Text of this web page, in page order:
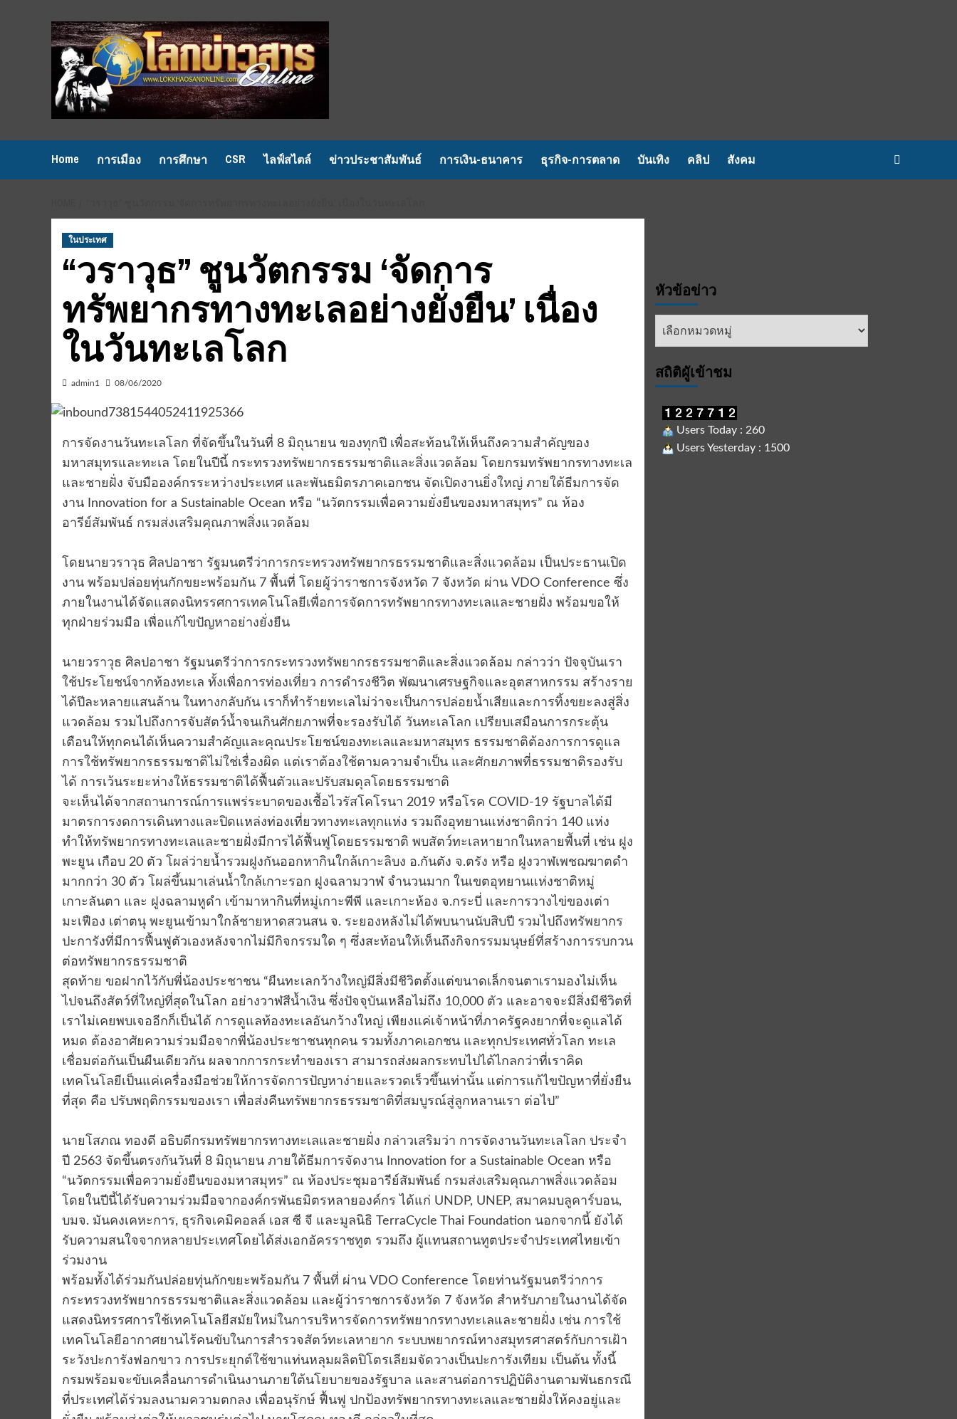
Home การเมือง การศึกษา CSR ไลฟ์สไตล์ ข่าวประชาสัมพันธ์ การเงิน-ธนาคาร ธุรกิจ-การตลาด บันเทิง คลิป สังคม
ในประเทศ
“วราวุธ” ชูนวัตกรรม ‘จัดการ
ทรัพยากรทางทะเลอย่างยั่งยืน’ เนื่อง
ในวันทะเลโลก
admin1 08/06/2020
การจัดงานวันทะเลโลก ที่จัดขึ้นในวันที่ 8 มิถุนายน ของทุกปี เพื่อสะท้อนให้เห็นถึงความสำคัญของ
มหาสมุทรและทะเล โดยในปีนี้ กระทรวงทรัพยากรธรรมชาติและสิ่งแวดล้อม โดยกรมทรัพยากรทางทะเล
และชายฝั่ง จับมือองค์กรระหว่างประเทศ และพันธมิตรภาคเอกชน จัดเปิดงานยิ่งใหญ่ ภายใต้ธีมการจัด
งาน Innovation for a Sustainable Ocean หรือ “นวัตกรรมเพื่อความยั่งยืนของมหาสมุทร” ณ ห้อง
อารีย์สัมพันธ์ กรมส่งเสริมคุณภาพสิ่งแวดล้อม
โดยนายวราวุธ ศิลปอาชา รัฐมนตรีว่าการกระทรวงทรัพยากรธรรมชาติและสิ่งแวดล้อม เป็นประธานเปิด
งาน พร้อมปล่อยทุ่นกักขยะพร้อมกัน 7 พื้นที่ โดยผู้ว่าราชการจังหวัด 7 จังหวัด ผ่าน VDO Conference ซึ่ง
ภายในงานได้จัดแสดงนิทรรศการเทคโนโลยีเพื่อการจัดการทรัพยากรทางทะเลและชายฝั่ง พร้อมขอให้
ทุกฝ่ายร่วมมือ เพื่อแก้ไขปัญหาอย่างยั่งยืน
นายวราวุธ ศิลปอาชา รัฐมนตรีว่าการกระทรวงทรัพยากรธรรมชาติและสิ่งแวดล้อม กล่าวว่า ปัจจุบันเรา
ใช้ประโยชน์จากท้องทะเล ทั้งเพื่อการท่องเที่ยว การดำรงชีวิต พัฒนาเศรษฐกิจและอุตสาหกรรม สร้างราย
ได้ปีละหลายแสนล้าน ในทางกลับกัน เราก็ทำร้ายทะเลไม่ว่าจะเป็นการปล่อยน้ำเสียและการทิ้งขยะลงสู่สิ่ง
แวดล้อม รวมไปถึงการจับสัตว์น้ำจนเกินศักยภาพที่จะรองรับได้ วันทะเลโลก เปรียบเสมือนการกระตุ้น
เตือนให้ทุกคนได้เห็นความสำคัญและคุณประโยชน์ของทะเลและมหาสมุทร ธรรมชาติต้องการการดูแล
การใช้ทรัพยากรธรรมชาติไม่ใช่เรื่องผิด แต่เราต้องใช้ตามความจำเป็น และศักยภาพที่ธรรมชาติรองรับ
ได้ การเว้นระยะห่างให้ธรรมชาติได้ฟื้นตัวและปรับสมดุลโดยธรรมชาติ
จะเห็นได้จากสถานการณ์การแพร่ระบาดของเชื้อไวรัสโคโรนา 2019 หรือโรค COVID-19 รัฐบาลได้มี
มาตรการงดการเดินทางและปิดแหล่งท่องเที่ยวทางทะเลทุกแห่ง รวมถึงอุทยานแห่งชาติกว่า 140 แห่ง
ทำให้ทรัพยากรทางทะเลและชายฝั่งมีการได้ฟื้นฟูโดยธรรมชาติ พบสัตว์ทะเลหายากในหลายพื้นที่ เช่น ฝูง
พะยูน เกือบ 20 ตัว โผล่ว่ายน้ำรวมฝูงกันออกหากินใกล้เกาะลิบง อ.กันตัง จ.ตรัง หรือ ฝูงวาฬเพชฌฆาตดำ
มากกว่า 30 ตัว โผล่ขึ้นมาเล่นน้ำใกล้เกาะรอก ฝูงฉลามวาฬ จำนวนมาก ในเขตอุทยานแห่งชาติหมู่
เกาะลันตา และ ฝูงฉลามหูดำ เข้ามาหากินที่หมู่เกาะพีพี และเกาะห้อง จ.กระบี่ และการวางไข่ของเต่า
มะเฟือง เต่าตนุ พะยูนเข้ามาใกล้ชายหาดสวนสน จ. ระยองหลังไม่ได้พบนานนับสิบปี รวมไปถึงทรัพยากร
ปะการังที่มีการฟื้นฟูตัวเองหลังจากไม่มีกิจกรรมใด ๆ ซึ่งสะท้อนให้เห็นถึงกิจกรรมมนุษย์ที่สร้างการรบกวน
ต่อทรัพยากรธรรมชาติ
สุดท้าย ขอฝากไว้กับพี่น้องประชาชน “ผืนทะเลกว้างใหญ่มีสิ่งมีชีวิตตั้งแต่ขนาดเล็กจนตาเรามองไม่เห็น
ไปจนถึงสัตว์ที่ใหญ่ที่สุดในโลก อย่างวาฬสีน้ำเงิน ซึ่งปัจจุบันเหลือไม่ถึง 10,000 ตัว และอาจจะมีสิ่งมีชีวิตที่
เราไม่เคยพบเจออีกก็เป็นได้ การดูแลท้องทะเลอันกว้างใหญ่ เพียงแค่เจ้าหน้าที่ภาครัฐคงยากที่จะดูแลได้
หมด ต้องอาศัยความร่วมมือจากพี่น้องประชาชนทุกคน รวมทั้งภาคเอกชน และทุกประเทศทั่วโลก ทะเล
เชื่อมต่อกันเป็นผืนเดียวกัน ผลจากการกระทำของเรา สามารถส่งผลกระทบไปได้ไกลกว่าที่เราคิด
เทคโนโลยีเป็นแค่เครื่องมือช่วยให้การจัดการปัญหาง่ายและรวดเร็วขึ้นเท่านั้น แต่การแก้ไขปัญหาที่ยั่งยืน
ที่สุด คือ ปรับพฤติกรรมของเรา เพื่อส่งคืนทรัพยากรธรรมชาติที่สมบูรณ์สู่ลูกหลานเรา ต่อไป”
นายโสภณ ทองดี อธิบดีกรมทรัพยากรทางทะเลและชายฝั่ง กล่าวเสริมว่า การจัดงานวันทะเลโลก ประจำ
ปี 2563 จัดขึ้นตรงกันวันที่ 8 มิถุนายน ภายใต้ธีมการจัดงาน Innovation for a Sustainable Ocean หรือ
“นวัตกรรมเพื่อความยั่งยืนของมหาสมุทร” ณ ห้องประชุมอารีย์สัมพันธ์ กรมส่งเสริมคุณภาพสิ่งแวดล้อม
โดยในปีนี้ได้รับความร่วมมือจากองค์กรพันธมิตรหลายองค์กร ได้แก่ UNDP, UNEP, สมาคมบลูคาร์บอน,
บมจ. มันคงเคหะการ, ธุรกิจเคมิคอลล์ เอส ซี จี และมูลนิธิ TerraCycle Thai Foundation นอกจากนี้ ยังได้
รับความสนใจจากหลายประเทศโดยได้ส่งเอกอัครราชทูต รวมถึง ผู้แทนสถานทูตประจำประเทศไทยเข้า
ร่วมงาน
พร้อมทั้งได้ร่วมกันปล่อยทุ่นกักขยะพร้อมกัน 7 พื้นที่ ผ่าน VDO Conference โดยท่านรัฐมนตรีว่าการ
กระทรวงทรัพยากรธรรมชาติและสิ่งแวดล้อม และผู้ว่าราชการจังหวัด 7 จังหวัด สำหรับภายในงานได้จัด
แสดงนิทรรศการใช้เทคโนโลยีสมัยใหม่ในการบริหารจัดการทรัพยากรทางทะเลและชายฝั่ง เช่น การใช้
เทคโนโลยีอากาศยานไร้คนขับในการสำรวจสัตว์ทะเลหายาก ระบบพยากรณ์ทางสมุทรศาสตร์กับการเฝ้า
ระวังปะการังฟอกขาว การประยุกต์ใช้ขาแท่นหลุมผลิตปิโตรเลียมจัดวางเป็นปะการังเทียม เป็นต้น ทั้งนี้
กรมพร้อมจะขับเคลื่อนการดำเนินงานภายใต้นโยบายของรัฐบาล และสานต่อการปฏิบัติงานตามพันธกรณี
ที่ประเทศได้ร่วมลงนามความตกลง เพื่ออนุรักษ์ ฟื้นฟู ปกป้องทรัพยากรทางทะเลและชายฝั่งให้คงอยู่และ
หัวข้อข่าว
หัวข้อ
สถิติผูัเข้าชม
Users Today : 260
Users Yesterday : 1500